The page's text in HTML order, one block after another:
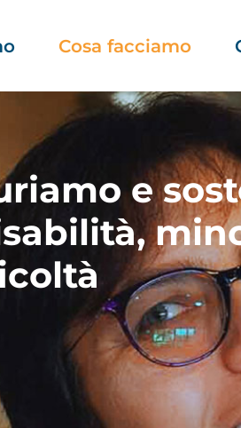
Cosa facciamo
e